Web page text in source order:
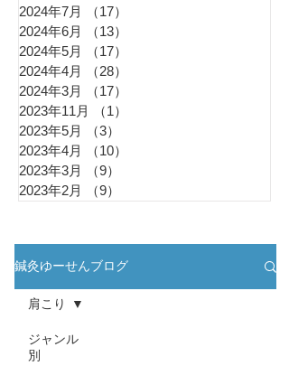
2024年7月
（17）
2024年6月
（13）
2024年5月
（17）
2024年4月
（28）
2024年3月
（17）
2023年11月
（1）
2023年5月
（3）
2023年4月
（10）
2023年3月
（9）
2023年2月
（9）
鍼灸ゆーせんブログ
ジャンル
別
肩こり